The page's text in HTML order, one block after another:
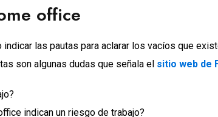
office
las pautas para aclarar los vacíos que
son algunas dudas que señala el sitio web de
indican un riesgo de trabajo?